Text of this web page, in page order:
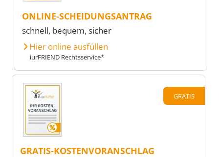
ONLINE-SCHEIDUNGSANTRAG
schnell, bequem, sicher
Hier online ausfüllen
iurFRIEND Rechtsservice*
GRATIS
GRATIS-KOSTENVORANSCHLAG